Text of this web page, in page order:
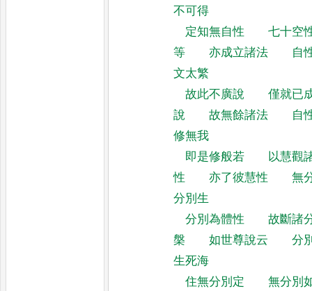
不可得
定知無自性
七十空
等
亦成立諸法
自
文太繁
故此不廣說
僅就已
說
故無餘諸法
自
修無我
即是修般若
以慧觀
性
亦了彼慧性
無
分別生
分別為體性
故斷諸
槃
如世尊說云
分
生死海
住無分別定
無分別